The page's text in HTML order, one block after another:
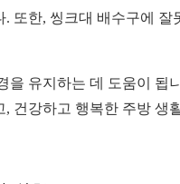
또한, 씽크대 배수구에 잘
을 유지하는 데 도움이 됩
건강하고 행복한 주방 생